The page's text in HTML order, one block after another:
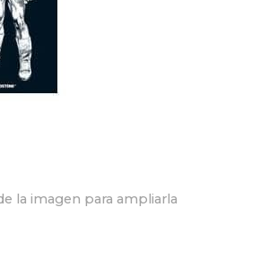
la imagen para ampliarla